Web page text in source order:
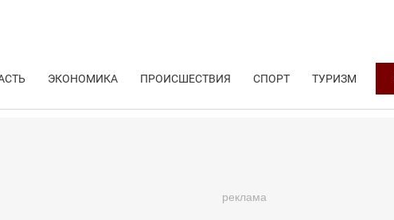
ЭКОНОМИКА ПРОИСШЕСТВИЯ СПОРТ ТУРИЗМ